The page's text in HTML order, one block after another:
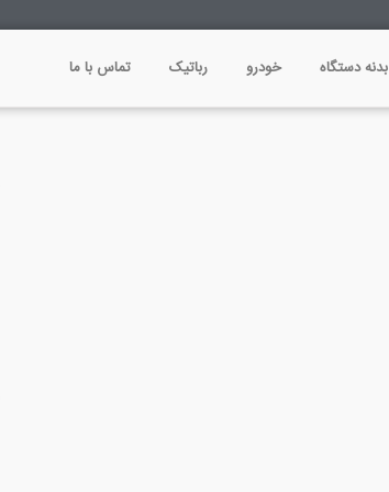
بدنه دستگاه خودرو رباتیک تماس با ما